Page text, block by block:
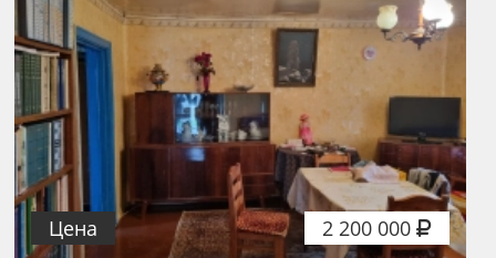
2 200 000
Цена